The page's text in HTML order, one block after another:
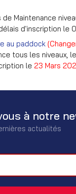
de Maintenance
d'inscription le
au paddock
tous les niveaux, le
le 23 Mars
à notre
actualités